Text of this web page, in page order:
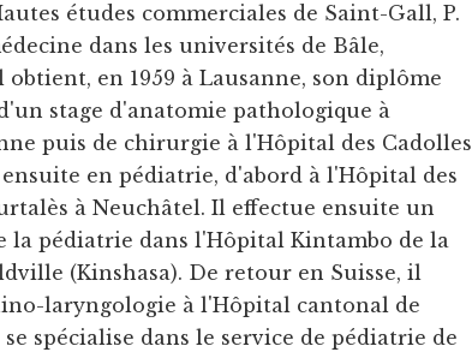
études commerciales de Saint-Gall, P.
dans les universités de Bâle,
en 1959 à Lausanne, son diplôme
stage d'anatomie pathologique à
puis de chirurgie à l'Hôpital des Cadolles
ensuite en pédiatrie, d'abord à l'Hôpital des
à Neuchâtel. Il effectue ensuite un
la pédiatrie dans l'Hôpital Kintambo de la
(Kinshasa). De retour en Suisse, il
laryngologie à l'Hôpital cantonal de
se spécialise dans le service de pédiatrie de